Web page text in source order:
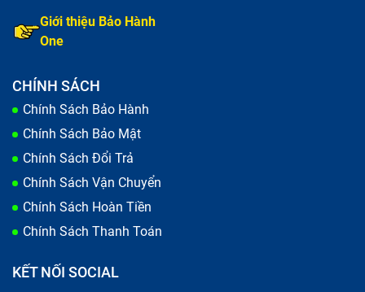
Giới thiệu Bảo Hành
One
CHÍNH SÁCH
Chính Sách Bảo Hành
Chính Sách Bảo Mật
Chính Sách Đổi Trả
Chính Sách Vận Chuyển
Chính Sách Hoàn Tiền
Chính Sách Thanh Toán
KẾT NỐI SOCIAL